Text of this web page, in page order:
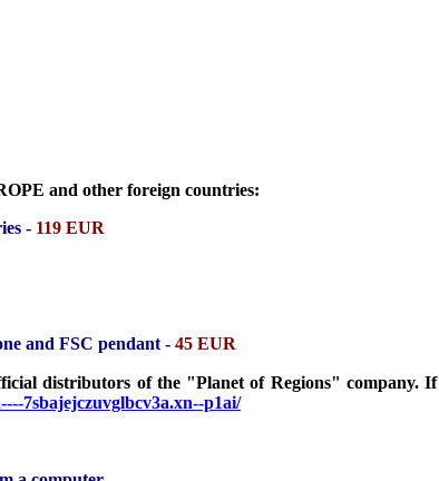
and other foreign countries:
- 119 EUR
and FSC pendant - 45 EUR
distributors of the "Planet of Regions" company.
7sbajejczuvglbcv3a.xn--p1ai/